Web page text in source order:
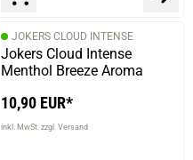
JOKERS CLOUD INTENSE
Jokers Cloud Intense
Menthol Breeze Aroma
10,90 EUR*
inkl. MwSt. zzgl. Versand